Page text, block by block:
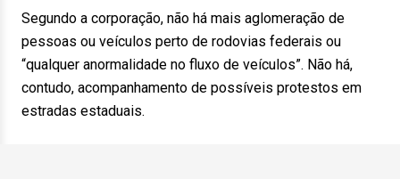
Segundo a corporação, não há mais aglomeração de
pessoas ou veículos perto de rodovias federais ou
“qualquer anormalidade no fluxo de veículos”. Não há,
contudo, acompanhamento de possíveis protestos em
estradas estaduais.